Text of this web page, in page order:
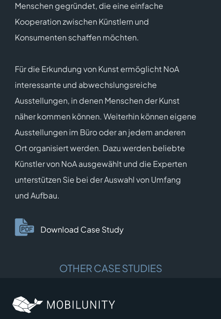
Menschen gegründet, die eine einfache
Kooperation zwischen Künstlern und
Konsumenten schaffen möchten.
Für die Erkundung von Kunst ermöglicht NoA
interessante und abwechslungsreiche
Ausstellungen, in denen Menschen der Kunst
näher kommen können. Weiterhin können eigene
Ausstellungen im Büro oder an jedem anderen
Ort organisiert werden. Dazu werden beliebte
Künstler von NoA ausgewählt und die Experten
unterstützen Sie bei der Auswahl von Umfang
und Aufbau.
Download Case Study
OTHER CASE STUDIES